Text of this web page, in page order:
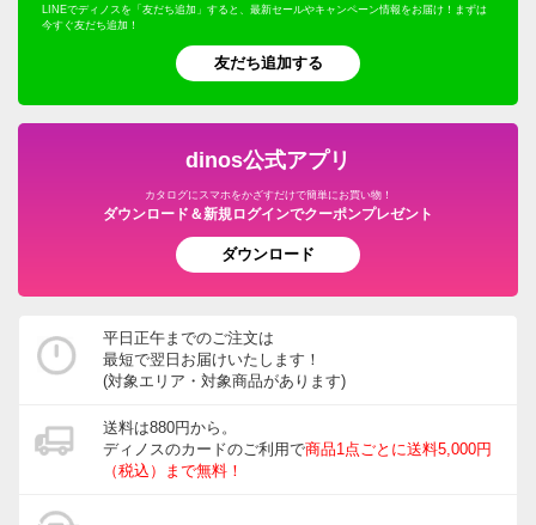
LINEでディノスを「友だち追加」すると、最新セールやキャンペーン情報をお届け！まずは
今すぐ友だち追加！
友だち追加する
dinos公式アプリ
カタログにスマホをかざすだけで簡単にお買い物！
ダウンロード＆新規ログインでクーポンプレゼント
ダウンロード
平日正午までのご注文は
最短で翌日お届けいたします！
(対象エリア・対象商品があります)
送料は880円から。
ディノスのカードのご利用で商品1点ごとに送料5,000円
（税込）まで無料！